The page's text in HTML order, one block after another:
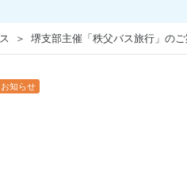
堺支部主催「秩父バス旅行」のご
お知らせ